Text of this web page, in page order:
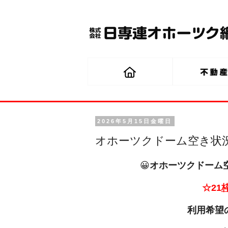
2026年5月15日金曜日
オホーツクドーム空き状
😀オホーツクドーム
☆21
利用希望